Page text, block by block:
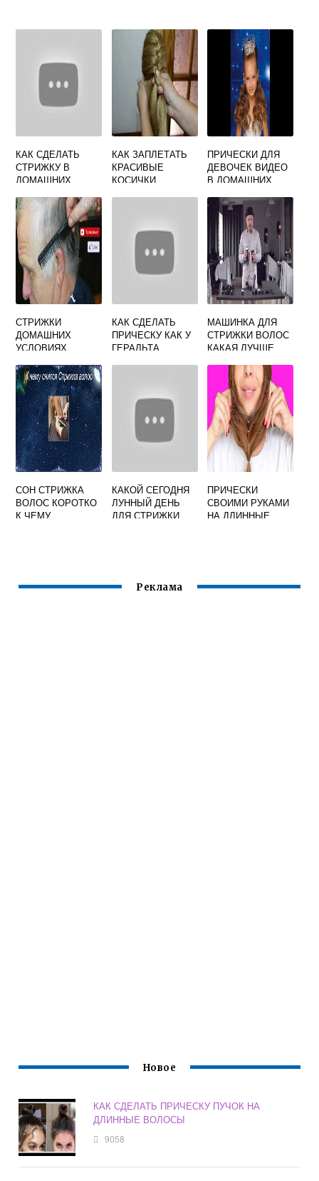
КАК СДЕЛАТЬ
СТРИЖКУ В
ДОМАШНИХ
ВИДЕО
КАК ЗАПЛЕТАТЬ
КРАСИВЫЕ
КОСИЧКИ
ПРИЧЕСКИ ДЛЯ
ДЕВОЧЕК ВИДЕО
В ДОМАШНИХ
СТРИЖКИ
ДОМАШНИХ
УСЛОВИЯХ
КАК СДЕЛАТЬ
ПРИЧЕСКУ КАК У
ГЕРАЛЬТА
МАШИНКА ДЛЯ
СТРИЖКИ ВОЛОС
КАКАЯ ЛУЧШЕ
СОН СТРИЖКА
ВОЛОС КОРОТКО
К ЧЕМУ
КАКОЙ СЕГОДНЯ
ЛУННЫЙ ДЕНЬ
ДЛЯ СТРИЖКИ
ПРИЧЕСКИ
СВОИМИ РУКАМИ
НА ДЛИННЫЕ
Реклама
Новое
КАК СДЕЛАТЬ ПРИЧЕСКУ ПУЧОК НА
ДЛИННЫЕ ВОЛОСЫ
9058